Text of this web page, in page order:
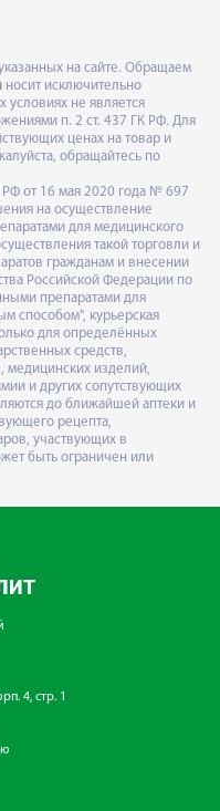
на сайте. Обращаем
носит исключительно
условиях не является
п. 2 ст. 437 ГК РФ. Для
ценах на товар и
обращайтесь по
от 16 мая 2020 года № 697
на осуществление
для медицинского
такой торговли и
гражданам и внесении
Российской Федерации по
препаратами для
способом", курьерская
для определённых
средств,
медицинских изделий,
и других сопутствующих
до ближайшей аптеки и
рецепта,
участвующих в
быть ограничен или
4, стр. 1